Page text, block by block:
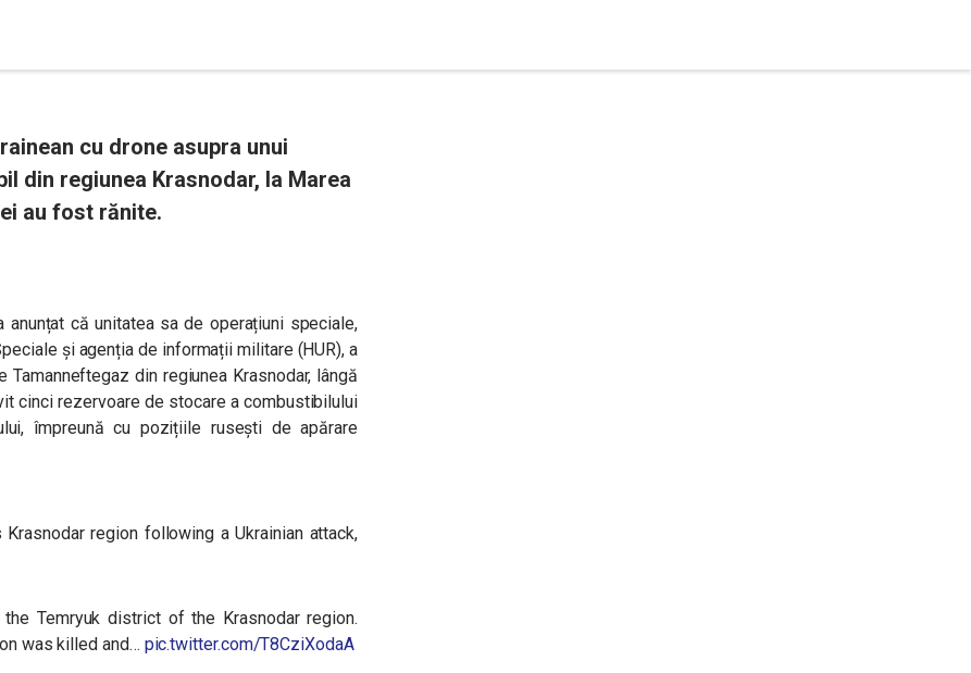
cu drone asupra unui
din regiunea Krasnodar, la Marea
au fost rănite.
anunțat că unitatea sa de operațiuni speciale,
și agenția de informații militare (HUR), a
din regiunea Krasnodar, lângă
cinci rezervoare de stocare a combustibilului
împreună cu pozițiile rusești de apărare
region following a Ukrainian attack,
Temryuk district of the Krasnodar region.
was killed and… pic.twitter.com/T8CziXodaA